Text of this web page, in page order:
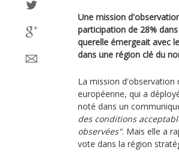
Une mission
participation de 28%
querelle émergeait avec
dans une région clé du
La mission d'observation
européenne, qui a
noté dans un
des conditions
observées". Mais elle a
vote dans la région